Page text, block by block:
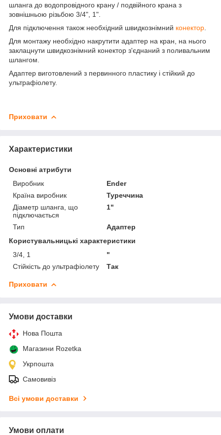
шланга до водопровідного крану / подвійного крана з
зовнішньою різьбою 3/4", 1".
Для підключення також необхідний швидкознімний конектор
Для монтажу необхідно накрутити адаптер на кран, на нього
заклацнути швидкознімний конектор з'єднаний з поливальним
шлангом.
Адаптер виготовлений з первинного пластику і стійкий до
ультрафіолету.
Приховати
Характеристики
Основні атрибути
Виробник
Ender
Країна виробник
Туреччина
Діаметр шланга, що
підключається
1"
Тип
Адаптер
Користувальницькі характеристики
3/4, 1
"
Стійкість до ультрафіолету
Так
Приховати
Умови доставки
Нова Пошта
Магазини Rozetka
Укрпошта
Самовивіз
Всі умови доставки
Умови оплати